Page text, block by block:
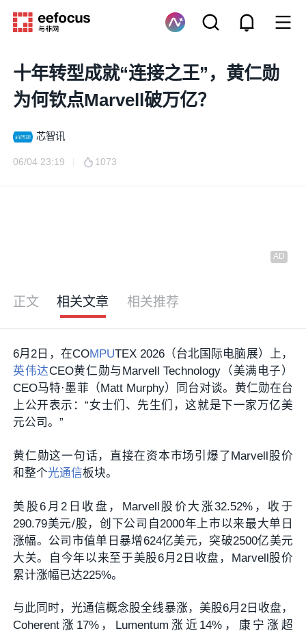
十年转型成就“连接之王”，黄仁勋
为何钦点Marvell破万亿？
芯智讯
06/04 23:19 1073
正文 相关文章 相关推荐
6月2日，在COMPUTEX 2026（台北国际电脑展）上，
英伟达CEO黄仁勋与Marvell Technology（美满电子）
CEO马特·墨菲（Matt Murphy）同台对谈。黄仁勋在台
上公开表示：“女士们、先生们，这就是下一家万亿美
元公司。”
黄仁勋这一句话，直接在资本市场引爆了Marvell股价
和整个光通信板块。
美股6月2日收盘，Marvell股价大涨32.52%，收于
290.79美元/股，创下公司自2000年上市以来最大单日
涨幅。公司市值单日暴增624亿美元，突破2500亿美元
大关。自今年以来至于美股6月2日收盘，Marvell股价
累计涨幅已达225%。
与此同时，光通信概念股全线暴涨，美股6月2日收盘，
Coherent涨17%，Lumentum涨近14%，康宁涨超